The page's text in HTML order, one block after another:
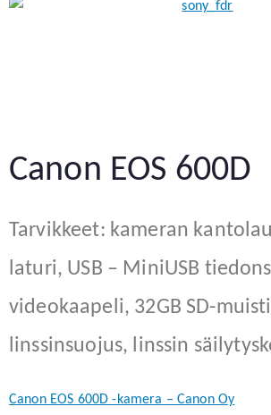
Canon EOS 600D
Tarvikkeet: kameran
laturi, USB – MiniUSB
videokaapeli, 32GB SD-
linssinsuojus, linssin
Canon EOS 600D -kamera – Canon Oy